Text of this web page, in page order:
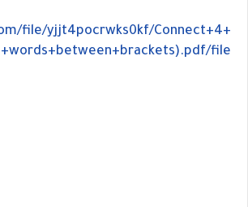
file/yjjt4pocrwks0kf/Connect+4+
file